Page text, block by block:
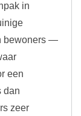
in
bewoners —
een
dan
zeer